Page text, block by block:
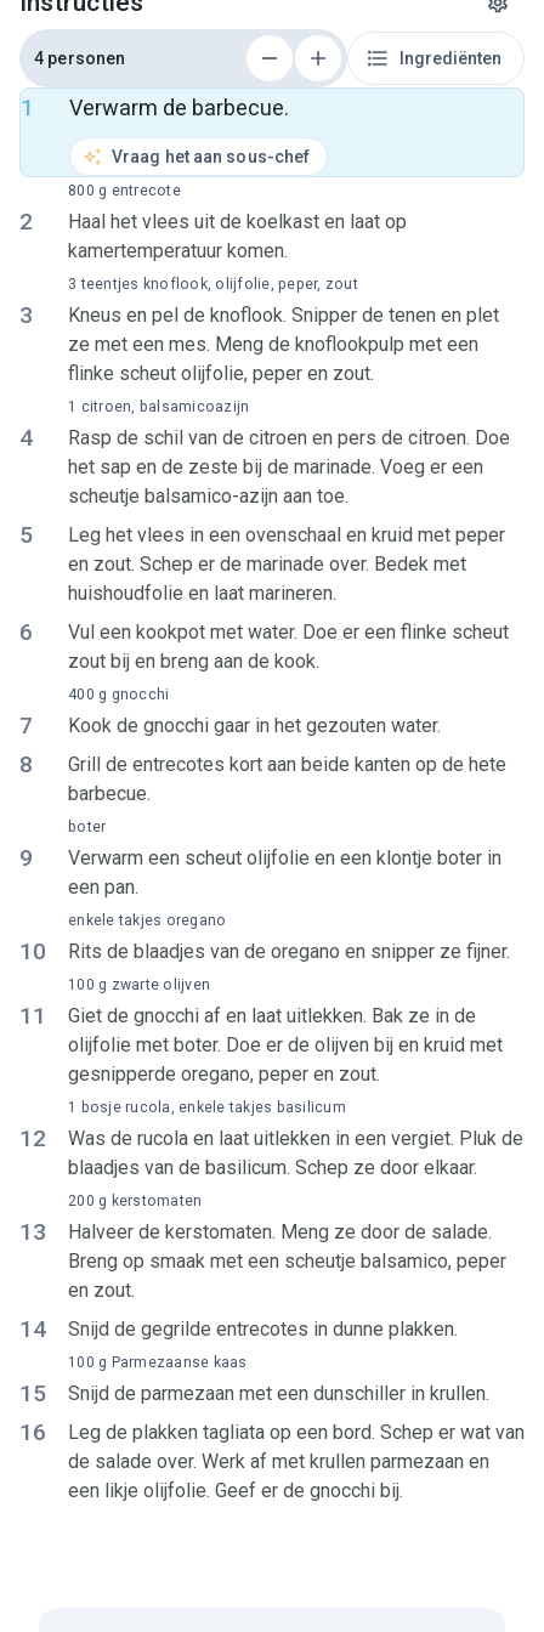
4 personen Ingrediënten
1 Verwarm de barbecue.
Vraag het aan sous-chef
2
Haal het vlees uit de koelkast en laat op
kamertemperatuur komen.
800 g entrecote
3
Kneus en pel de knoflook. Snipper de tenen en plet
ze met een mes. Meng de knoflookpulp met een
flinke scheut olijfolie, peper en zout.
3 teentjes knoflook, olijfolie, peper, zout
4
Rasp de schil van de citroen en pers de citroen. Doe
het sap en de zeste bij de marinade. Voeg er een
scheutje balsamico-azijn aan toe.
1 citroen, balsamicoazijn
5
Leg het vlees in een ovenschaal en kruid met peper
en zout. Schep er de marinade over. Bedek met
huishoudfolie en laat marineren.
6
Vul een kookpot met water. Doe er een flinke scheut
zout bij en breng aan de kook.
7 Kook de gnocchi gaar in het gezouten water.
400 g gnocchi
8
Grill de entrecotes kort aan beide kanten op de hete
barbecue.
9
Verwarm een scheut olijfolie en een klontje boter in
een pan.
boter
10 Rits de blaadjes van de oregano en snipper ze fijner.
enkele takjes oregano
11
Giet de gnocchi af en laat uitlekken. Bak ze in de
olijfolie met boter. Doe er de olijven bij en kruid met
gesnipperde oregano, peper en zout.
100 g zwarte olijven
12
Was de rucola en laat uitlekken in een vergiet. Pluk de
blaadjes van de basilicum. Schep ze door elkaar.
1 bosje rucola, enkele takjes basilicum
13
Halveer de kerstomaten. Meng ze door de salade.
Breng op smaak met een scheutje balsamico, peper
en zout.
200 g kerstomaten
14 Snijd de gegrilde entrecotes in dunne plakken.
15 Snijd de parmezaan met een dunschiller in krullen.
100 g Parmezaanse kaas
16
Leg de plakken tagliata op een bord. Schep er wat van
de salade over. Werk af met krullen parmezaan en
een likje olijfolie. Geef er de gnocchi bij.